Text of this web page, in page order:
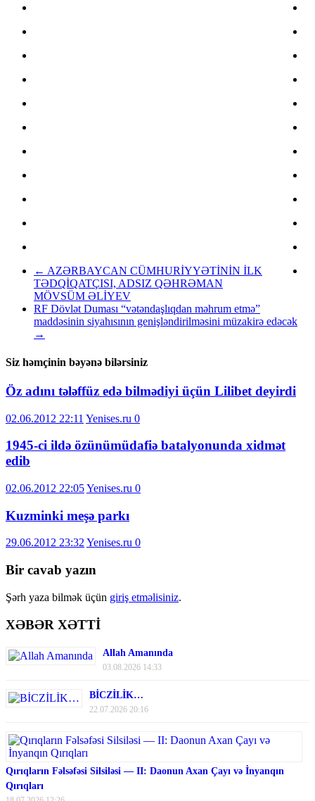
← AZƏRBAYCAN CÜMHURİYYƏTİNİN İLK
TƏDQİQATÇISI, ADSIZ QƏHRƏMAN
MÖVSÜM ƏLİYEV
RF Dövlət Duması “vətəndaşlıqdan məhrum etmə”
maddəsinin siyahısının genişləndirilməsini müzakirə edəcək
→
Siz həmçinin bəyənə bilərsiniz
Öz adını tələffüz edə bilmədiyi üçün Lilibet deyirdi
02.06.2012 22:11 Yenises.ru 0
1945-ci ildə özünümüdafiə batalyonunda xidmət
edib
02.06.2012 22:05Yenises.ru 0
Kuzminki meşə parkı
29.06.2012 23:32 Yenises.ru 0
Bir cavab yazın
Şərh yaza bilmək üçün giriş etməlisiniz.
XƏBƏR XƏTTİ
Allah Amanında
03.08.2026 14:33
BİCZİLİK…
22.07.2026 20:16
Qırıqların Fəlsəfəsi Silsiləsi — II: Daonun Axan Çayı və İnyanqın
Qırıqları